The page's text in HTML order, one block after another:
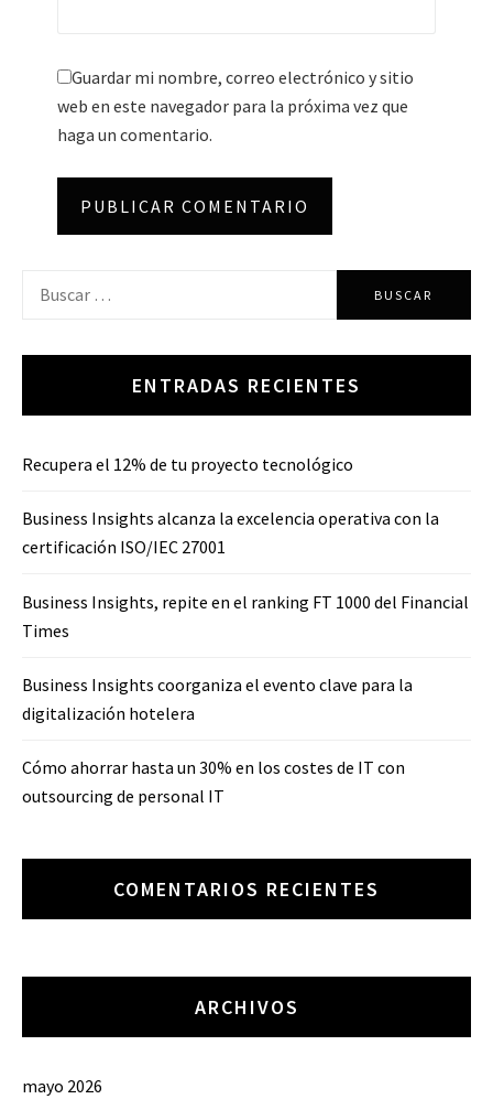
Guardar mi nombre, correo electrónico y sitio
web en este navegador para la próxima vez que
haga un comentario.
ENTRADAS RECIENTES
Recupera el 12% de tu proyecto tecnológico
Business Insights alcanza la excelencia operativa con la
certificación ISO/IEC 27001
Business Insights, repite en el ranking FT 1000 del Financial
Times
Business Insights coorganiza el evento clave para la
digitalización hotelera
Cómo ahorrar hasta un 30% en los costes de IT con
outsourcing de personal IT
COMENTARIOS RECIENTES
ARCHIVOS
mayo 2026